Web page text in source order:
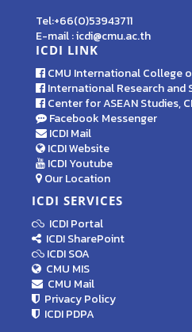
Tel:+66(0)53943711
E-mail : icdi@cmu.ac.th
ICDI LINK
CMU International College
International Research and
Center for ASEAN Studies,
Facebook Messenger
ICDI Mail
ICDI Website
ICDI Youtube
Our Location
ICDI SERVICES
ICDI Portal
ICDI SharePoint
ICDI SOA
CMU MIS
CMU Mail
Privacy Policy
ICDI PDPA